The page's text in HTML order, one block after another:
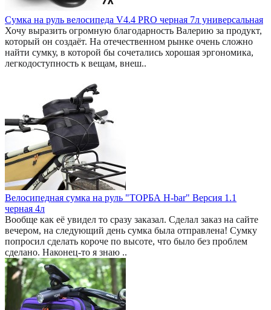
Сумка на руль велосипеда V4.4 PRO черная 7л универсальная
Хочу выразить огромную благодарность Валерию за продукт,
который он создаёт. На отечественном рынке очень сложно
найти сумку, в которой бы сочетались хорошая эргономика,
легкодоступность к вещам, внеш..
Велосипедная сумка на руль "ТОРБА H-bar" Версия 1.1
черная 4л
Вообще как её увидел то сразу заказал. Сделал заказ на сайте
вечером, на следующий день сумка была отправлена! Сумку
попросил сделать короче по высоте, что было без проблем
сделано. Наконец-то я знаю ..